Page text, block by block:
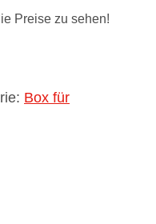
Preise zu sehen!
Box für